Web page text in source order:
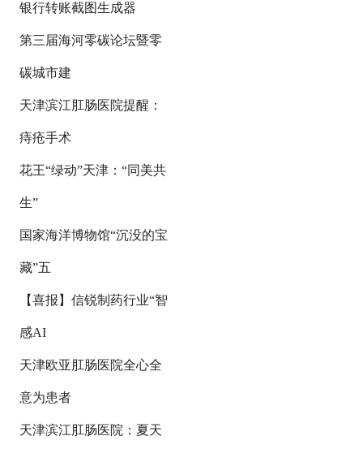
银行转账截图生成器
第三届海河零碳论坛暨零
碳城市建
天津滨江肛肠医院提醒：
痔疮手术
花王“绿动”天津：“同美共
生”
国家海洋博物馆“沉没的宝
藏”五
【喜报】信锐制药行业“智
感AI
天津欧亚肛肠医院全心全
意为患者
天津滨江肛肠医院：夏天